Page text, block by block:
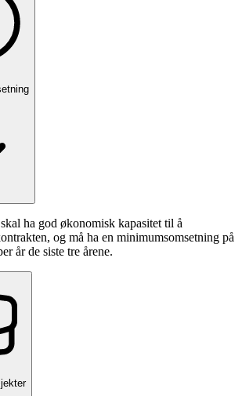
ha god økonomisk kapasitet til å
og må ha en minimumsomsetning på
år de siste tre årene.